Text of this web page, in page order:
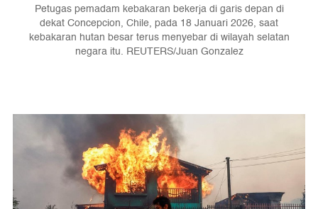
Petugas pemadam kebakaran bekerja di garis depan di
dekat Concepcion, Chile, pada 18 Januari 2026, saat
kebakaran hutan besar terus menyebar di wilayah selatan
negara itu. REUTERS/Juan Gonzalez